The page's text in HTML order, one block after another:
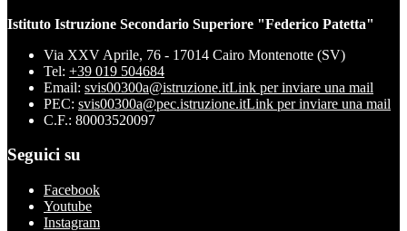
Istituto Istruzione Secondario Superiore "Federico Patetta"
Via XXV Aprile, 76 - 17014 Cairo Montenotte (SV)
Tel: +39 019 504684
Email: svis00300a@istruzione.itLink per inviare una mail
PEC: svis00300a@pec.istruzione.itLink per inviare una mail
C.F.: 80003520097
Seguici su
Facebook
Youtube
Instagram